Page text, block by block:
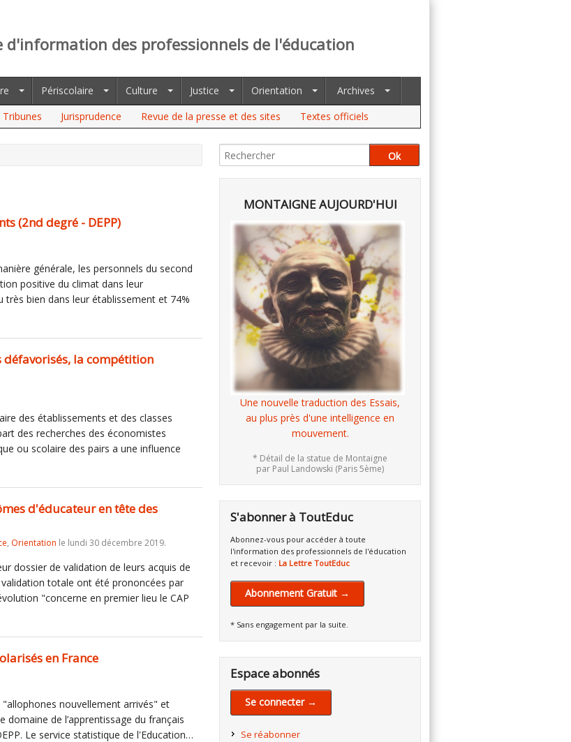
d'information des professionnels de l'éducation
Périscolaire Culture Justice Orientation
Archives
Tribunes Jurisprudence Revue de la presse et des sites Textes officiels
(2nd degré - DEPP)
générale, les personnels du second
positive du climat dans leur
bien dans leur établissement et 74%
défavorisés, la compétition
des établissements et des classes
des recherches des économistes
ou scolaire des pairs a une influence
d'éducateur en tête des
, Orientation le lundi 30 décembre 2019.
dossier de validation de leurs acquis de
totale ont été prononcées par
"concerne en premier lieu le CAP
en France
"allophones nouvellement arrivés" et
de l’apprentissage du français
Le service statistique de l'Education…
MONTAIGNE AUJOURD'HUI
Une nouvelle traduction des Essais,
au plus près d'une intelligence en
mouvement.
* Détail de la statue de Montaigne
par Paul Landowski (Paris 5ème)
S'abonner à ToutEduc
Abonnez-vous pour accéder à toute
l'information des professionnels de l'éducation
et recevoir : La Lettre ToutEduc
Abonnement Gratuit →
* Sans engagement par la suite.
Espace abonnés
Se connecter →
Se réabonner